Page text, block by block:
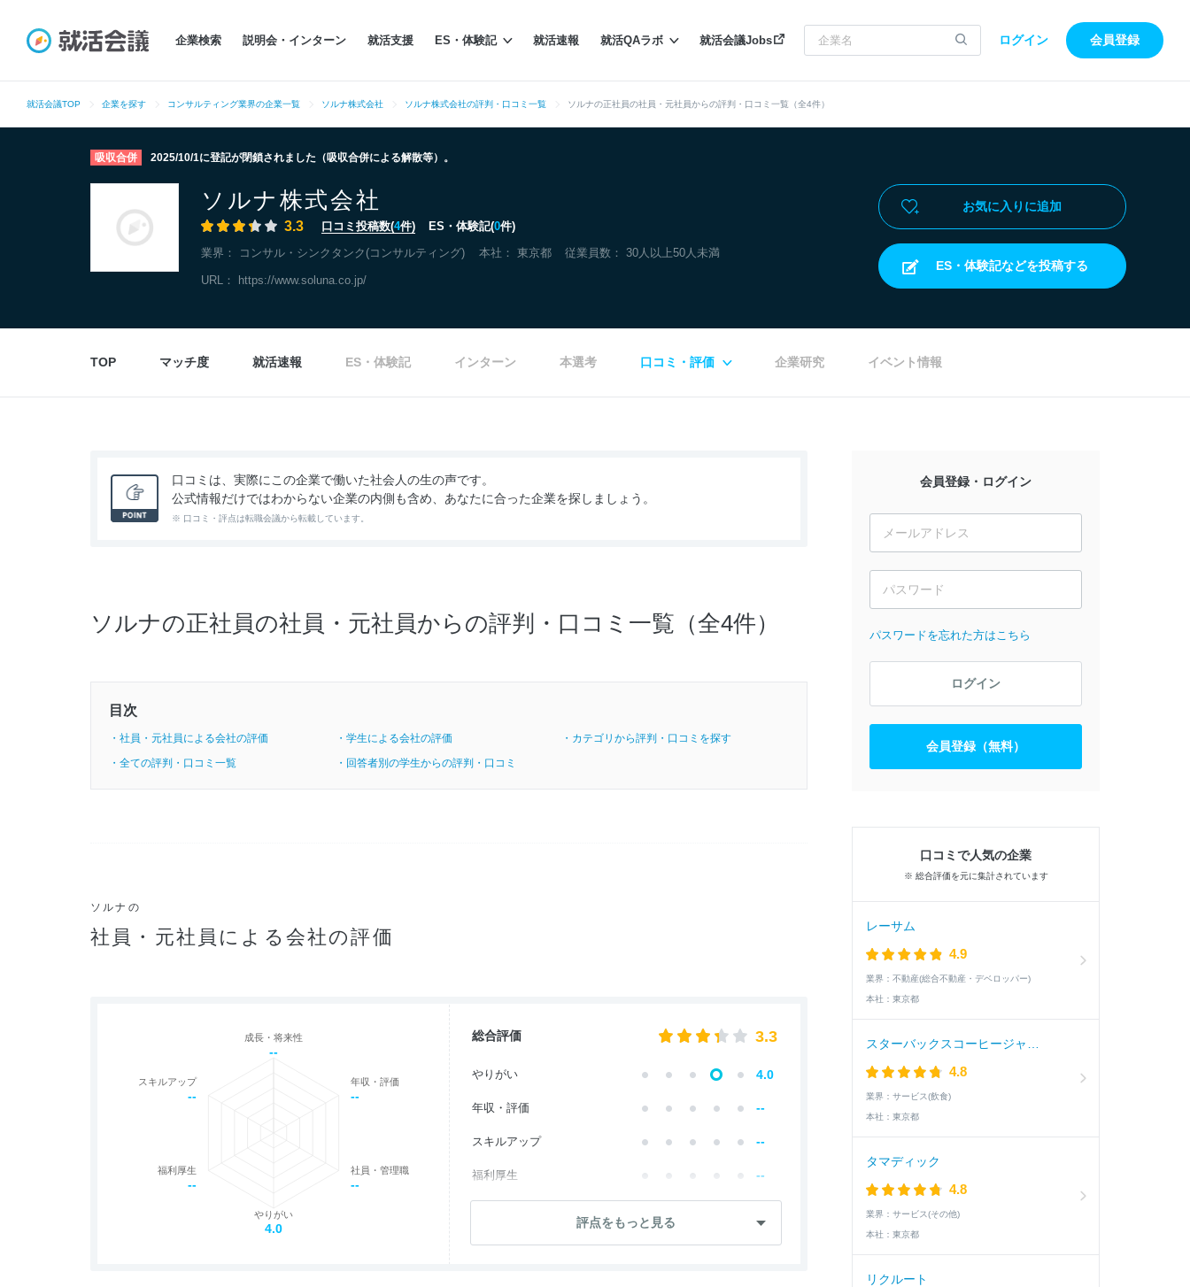
企業検索 説明会・インターン 就活支援 ES・体験記 就活速報 就活QAラボ 就活会議Jobs ログイン 会員登録
就活会議TOP 企業を探す コンサルティング業界の企業一覧 ソルナ株式会社 ソルナ株式会社の評判・口コミ一覧 ソルナの正社員の社員・元社員からの評判・口コミ一覧（全4件）
吸収合併 2025/10/1に登記が閉鎖されました（吸収合併による解散等）。
ソルナ株式会社
3.3 口コミ投稿数(4件) ES・体験記(0件)
業界： コンサル・シンクタンク(コンサルティング) 本社： 東京都 従業員数： 30人以上50人未満
URL： https://www.soluna.co.jp/
お気に入りに追加
ES・体験記などを投稿する
TOP マッチ度 就活速報 ES・体験記 インターン 本選考 口コミ・評価 企業研究 イベント情報
口コミは、実際にこの企業で働いた社会人の生の声です。
公式情報だけではわからない企業の内側も含め、あなたに合った企業を探しましょう。
※ 口コミ・評点は転職会議から転載しています。
ソルナの正社員の社員・元社員からの評判・口コミ一覧（全4件）
目次
・社員・元社員による会社の評価 ・学生による会社の評価
・カテゴリから評判・口コミを探す
・全ての評判・口コミ一覧
・回答者別の学生からの評判・口コミ
ソルナの
社員・元社員による会社の評価
評点をもっと見る
成長・将来性
--
年収・評価
--
社員・管理職
--
やりがい
4.0
福利厚生
--
スキルアップ
--
総合評価 3.3
やりがい 4.0
年収・評価 --
スキルアップ --
福利厚生 --
社員・管理職 --
会員登録・ログイン
パスワードを忘れた方はこちら
ログイン
会員登録（無料）
口コミで人気の企業
※ 総合評価を元に集計されています
レーサム
4.9
業界： 不動産(総合不動産・デベロッパー)
本社： 東京都
4.8
業界： サービス(飲食)
本社： 東京都
タマディック
4.8
業界： サービス(その他)
本社： 東京都
リクルート